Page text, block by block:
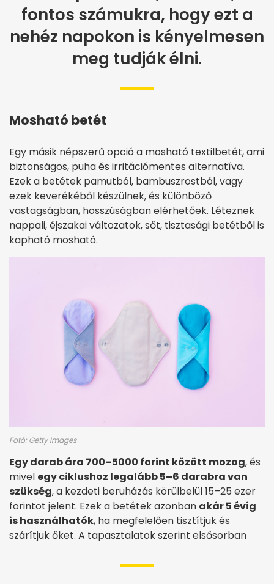
fontos számukra, hogy ezt a
nehéz napokon is kényelmesen
meg tudják élni.
Mosható betét
Egy másik népszerű opció a mosható textilbetét, ami
biztonságos, puha és irritációmentes alternatíva.
Ezek a betétek pamutból, bambuszrostból, vagy
ezek keverékéből készülnek, és különböző
vastagságban, hosszúságban elérhetőek. Léteznek
nappali, éjszakai változatok, sőt, tisztasági betétből is
kapható mosható.
Fotó: Getty Images
Egy darab ára 700–5000 forint között mozog, és
mivel egy ciklushoz legalább 5–6 darabra van
szükség, a kezdeti beruházás körülbelül 15–25 ezer
forintot jelent. Ezek a betétek azonban akár 5 évig
is használhatók, ha megfelelően tisztítjuk és
szárítjuk őket. A tapasztalatok szerint elsősorban